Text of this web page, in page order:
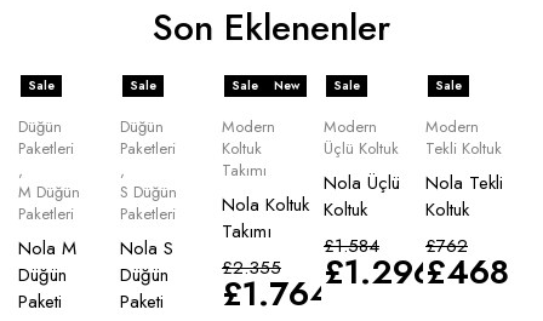
Son Eklenenler
Sale
Düğün
Paketleri
,
M Düğün
Paketleri
Nola M
Düğün
Paketi
Sale
Düğün
Paketleri
,
S Düğün
Paketleri
Nola S
Düğün
Paketi
Sale New
Modern
Koltuk
Takımı
Nola Koltuk
Takımı
£2.355
£1.764
Sale
Modern
Üçlü Koltuk
Nola Üçlü
Koltuk
£1.584
£1.296
Sale
Modern
Tekli Koltuk
Nola Tekli
Koltuk
£762
£468